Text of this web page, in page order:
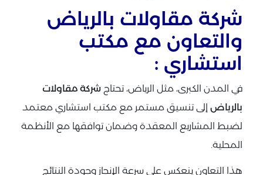
شركة مقاولات بالرياض
والتعاون مع مكتب
استشاري :
في المدن الكبرى، مثل الرياض، تحتاج شركة مقاولات
بالرياض إلى تنسيق مستمر مع مكتب استشاري معتمد
لضبط المشاريع المعقدة وضمان توافقها مع الأنظمة
المحلية.
هذا التعاون ينعكس على سرعة الإنجاز وجودة النتائج